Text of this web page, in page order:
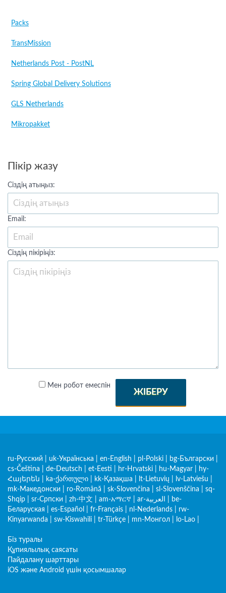
Packs
TransMission
Netherlands Post - PostNL
Spring Global Delivery Solutions
GLS Netherlands
Mikropakket
Пікір жазу
Сіздің атыңыз:
Email:
Сіздің пікіріңіз:
Мен робот емеспін
ЖІБЕРУ
ru-Русский uk-Українська en-English pl-Polski bg-Български
cs-Čeština
de-Deutsch et-Eesti hr-Hrvatski hu-Magyar
hy-
Հայերեն
ka-ქართული kk-Қазақша lt-Lietuvių lv-Latviešu
mk-Македонски
ro-Română sk-Slovenčina sl-Slovenščina
sq-
Shqip
sr-Српски zh-中文 am-አማርኛ ar-العربية
be-
Беларуская
es-Español fr-Français nl-Nederlands
rw-
Kinyarwanda
sw-Kiswahili tr-Türkçe mn-Монгол lo-Lao
Біз туралы
Құпиялылық саясаты
Пайдалану шарттары
iOS және Android үшін қосымшалар